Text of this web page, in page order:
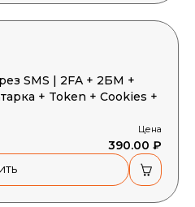
SMS | 2FA + 2БМ +
+ Token + Cookies +
Цена
390.00 ₽